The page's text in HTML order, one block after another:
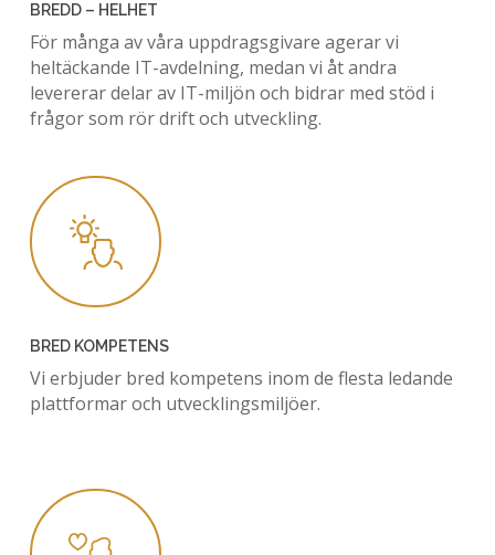
BREDD – HELHET
För många av våra uppdragsgivare agerar vi
heltäckande IT-avdelning, medan vi åt andra
levererar delar av IT-miljön och bidrar med stöd i
frågor som rör drift och utveckling.
BRED KOMPETENS
Vi erbjuder bred kompetens inom de flesta ledande
plattformar och utvecklingsmiljöer.